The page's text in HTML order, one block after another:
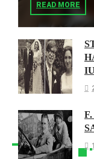
READ MORE